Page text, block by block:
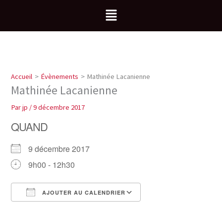
contenu
Menu
Accueil Évènements Mathinée Lacanienne
Mathinée Lacanienne
Parjp /9 décembre 2017
QUAND
9 décembre 2017
9h00 - 12h30
AJOUTER AU CALENDRIER